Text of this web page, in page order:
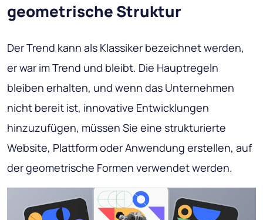
geometrische Struktur
Der Trend kann als Klassiker bezeichnet werden,
er war im Trend und bleibt. Die Hauptregeln
bleiben erhalten, und wenn das Unternehmen
nicht bereit ist, innovative Entwicklungen
hinzuzufügen, müssen Sie eine strukturierte
Website, Plattform oder Anwendung erstellen, auf
der geometrische Formen verwendet werden.